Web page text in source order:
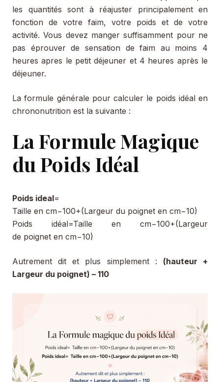
les quantités sont à réajuster principalement en
fonction de votre faim, votre poids et de votre
activité. Vous devez manger suffisamment pour ne
pas éprouver de sensation de faim au moins 4
heures apres le petit déjeuner et 4 heures après le
déjeuner.
La formule générale pour calculer le poids idéal en
chrononutrition est la suivante :
La Formule Magique
du Poids Idéal
Poids ideal=
Taille en cm−100+(Largeur du poignet en cm−10)
Poids idéal=Taille en cm−100+(Largeur
de poignet en cm−10)
Autrement dit et plus simplement : (hauteur +
Largeur du poignet) – 110